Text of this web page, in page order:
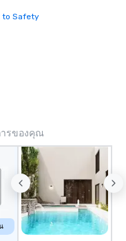
to Safety
ารของคุณ